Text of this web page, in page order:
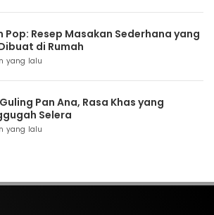
Pop: Resep Masakan Sederhana yang
di Rumah
yang lalu
Pan Ana, Rasa Khas yang
Selera
yang lalu